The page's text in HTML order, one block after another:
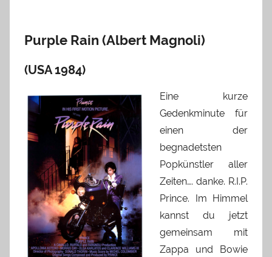
Purple Rain (Albert Magnoli)
(USA 1984)
Eine kurze
Gedenkminute für
einen der
begnadetsten
Popkünstler aller
Zeiten…. danke. R.I.P.
Prince. Im Himmel
kannst du jetzt
gemeinsam mit
Zappa und Bowie